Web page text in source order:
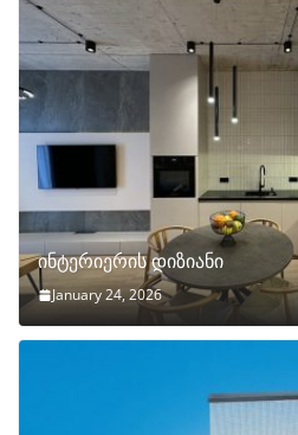
ინტერიერის დიზიანი
January 24, 2026